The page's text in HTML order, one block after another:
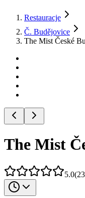
Restauracje
Č. Budějovice
The Mist České
The Mist
5.0(